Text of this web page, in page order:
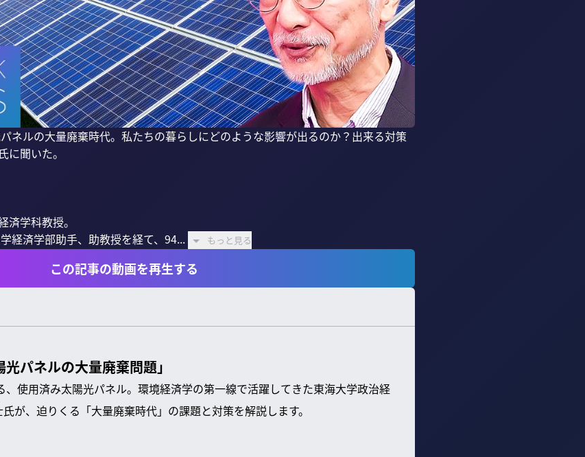
ネルの大量廃棄時代。私たちの暮らしにどのような影響が出るのか？出来る対策
聞いた。
学科教授。
経済学部助手、助教授を経て、94...
もっと見る
この記事の動画を再生する
パネルの大量廃棄問題」
使用済み太陽光パネル。環境経済学の第一線で活躍してきた東海大学政治経
が、迫りくる「大量廃棄時代」の課題と対策を解説します。